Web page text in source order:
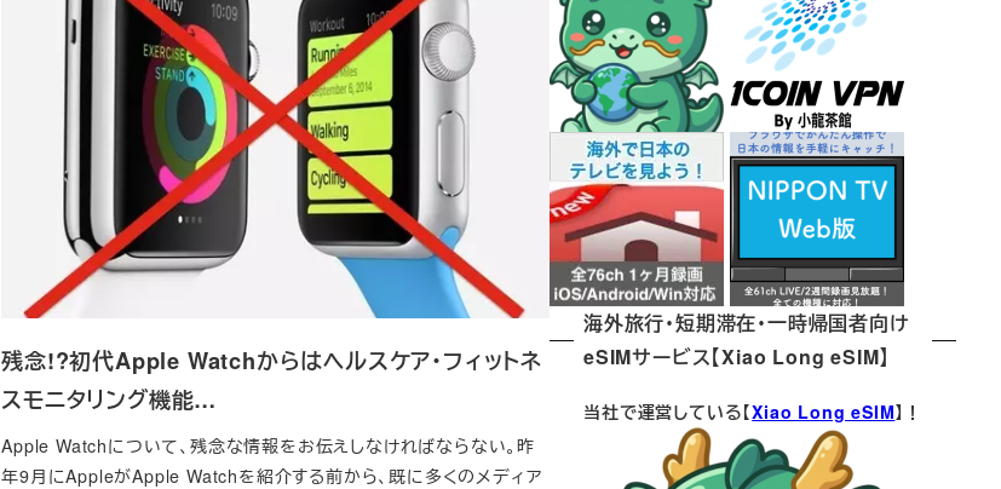
残念!?初代Apple Watchからはヘルスケア・フィットネ
スモニタリング機能…
Apple Watchについて、残念な情報をお伝えしなければならない。昨
年9月にAppleがApple Watchを紹介する前から、既に多くのメディア
海外旅行・短期滞在・一時帰国者向け
eSIMサービス【Xiao Long eSIM】
当社で運営している【Xiao Long eSIM】！